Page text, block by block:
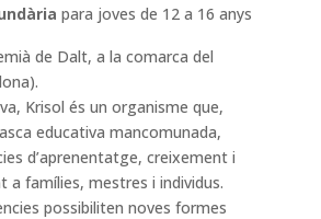
para joves de 12 a 16 anys
de Dalt, a la comarca del
Krisol és un organisme que,
educativa mancomunada,
d’aprenentatge, creixement i
a famílies, mestres i individus.
possibiliten noves formes